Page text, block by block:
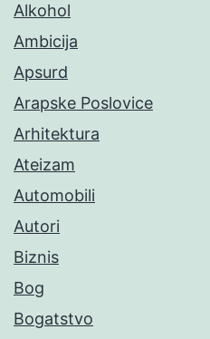
Alkohol
Ambicija
Apsurd
Arapske Poslovice
Arhitektura
Ateizam
Automobili
Autori
Biznis
Bog
Bogatstvo